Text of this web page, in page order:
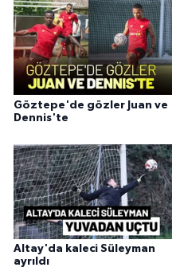
Göztepe'de gözler Juan ve
Dennis'te
Altay'da kaleci Süleyman
ayrıldı